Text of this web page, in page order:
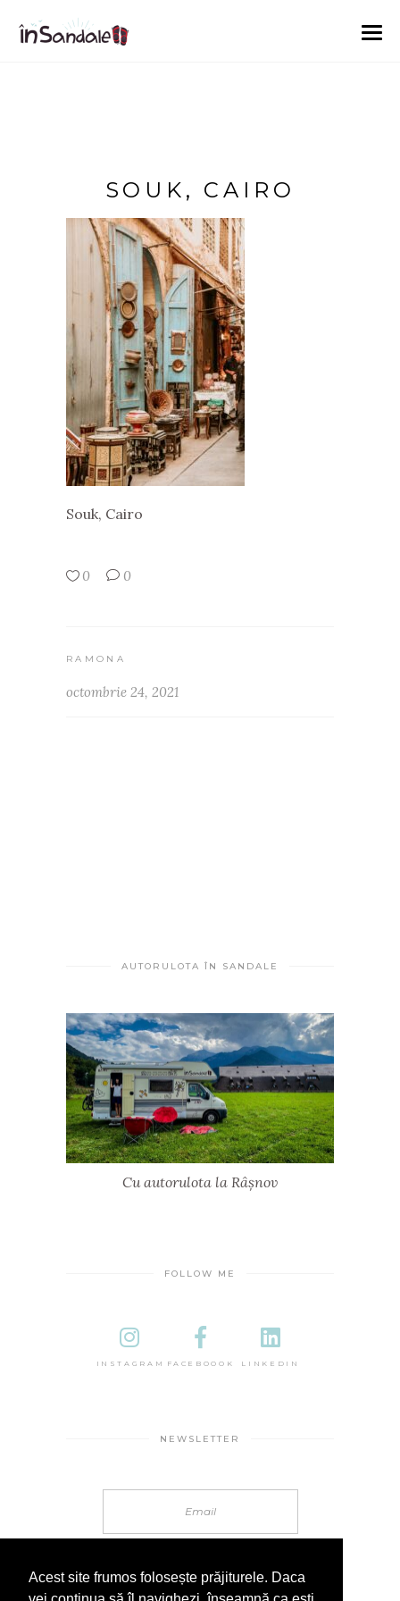
SOUK, CAIRO
Souk, Cairo
0 0
RAMONA
octombrie 24, 2021
AUTORULOTA ÎN SANDALE
Cu autorulota la Râșnov
FOLLOW ME
INSTAGRAM FACEBOOOK LINKEDIN
NEWSLETTER
Acest site frumos folosește prăjiturele. Daca